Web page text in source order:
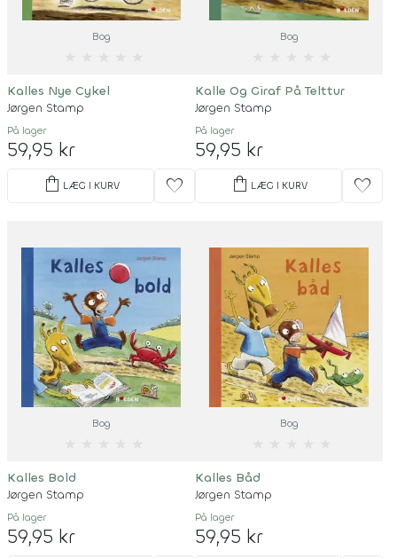
Bog
Kalles Nye Cykel
Jørgen Stamp
På lager
59,95 kr
shopping_bag LÆG I KURV favorite
Bog
Kalle Og Giraf På Telttur
Jørgen Stamp
På lager
59,95 kr
shopping_bag LÆG I KURV favorite
Bog
Kalles Bold
Jørgen Stamp
På lager
59,95 kr
Bog
Kalles Båd
Jørgen Stamp
På lager
59,95 kr